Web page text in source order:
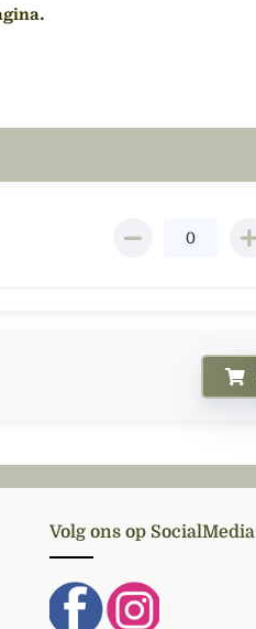
Volg ons op SocialMedia